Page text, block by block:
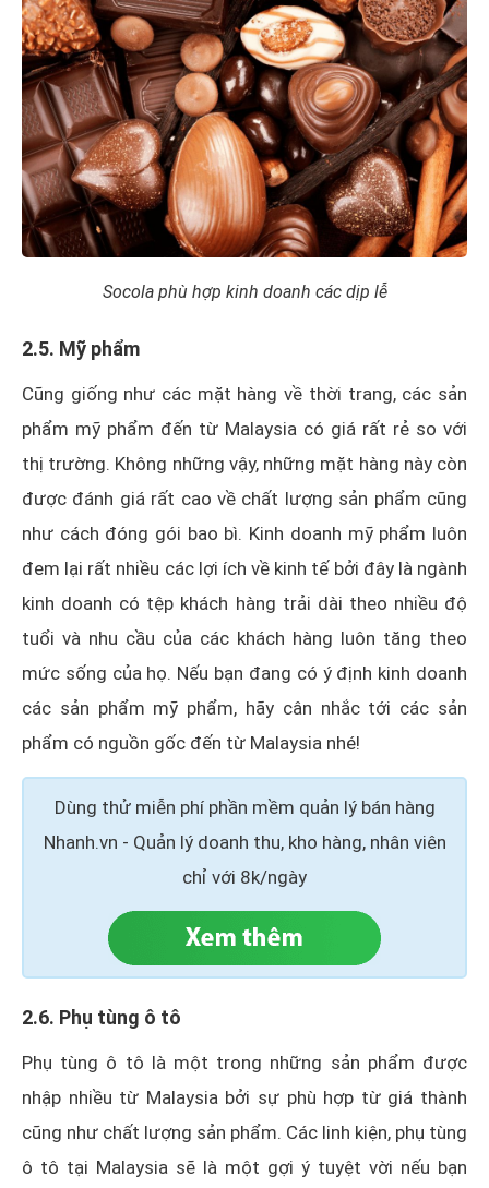
Socola phù hợp kinh doanh các dịp lễ
2.5. Mỹ phẩm
Cũng giống như các mặt hàng về thời trang, các sản
phẩm mỹ phẩm đến từ Malaysia có giá rất rẻ so với
thị trường. Không những vậy, những mặt hàng này còn
được đánh giá rất cao về chất lượng sản phẩm cũng
như cách đóng gói bao bì. Kinh doanh mỹ phẩm luôn
đem lại rất nhiều các lợi ích về kinh tế bởi đây là ngành
kinh doanh có tệp khách hàng trải dài theo nhiều độ
tuổi và nhu cầu của các khách hàng luôn tăng theo
mức sống của họ. Nếu bạn đang có ý định kinh doanh
các sản phẩm mỹ phẩm, hãy cân nhắc tới các sản
phẩm có nguồn gốc đến từ Malaysia nhé!
Dùng thử miễn phí phần mềm quản lý bán hàng
Nhanh.vn - Quản lý doanh thu, kho hàng, nhân viên
chỉ với 8k/ngày
2.6. Phụ tùng ô tô
Phụ tùng ô tô là một trong những sản phẩm được
nhập nhiều từ Malaysia bởi sự phù hợp từ giá thành
cũng như chất lượng sản phẩm. Các linh kiện, phụ tùng
ô tô tại Malaysia sẽ là một gợi ý tuyệt vời nếu bạn